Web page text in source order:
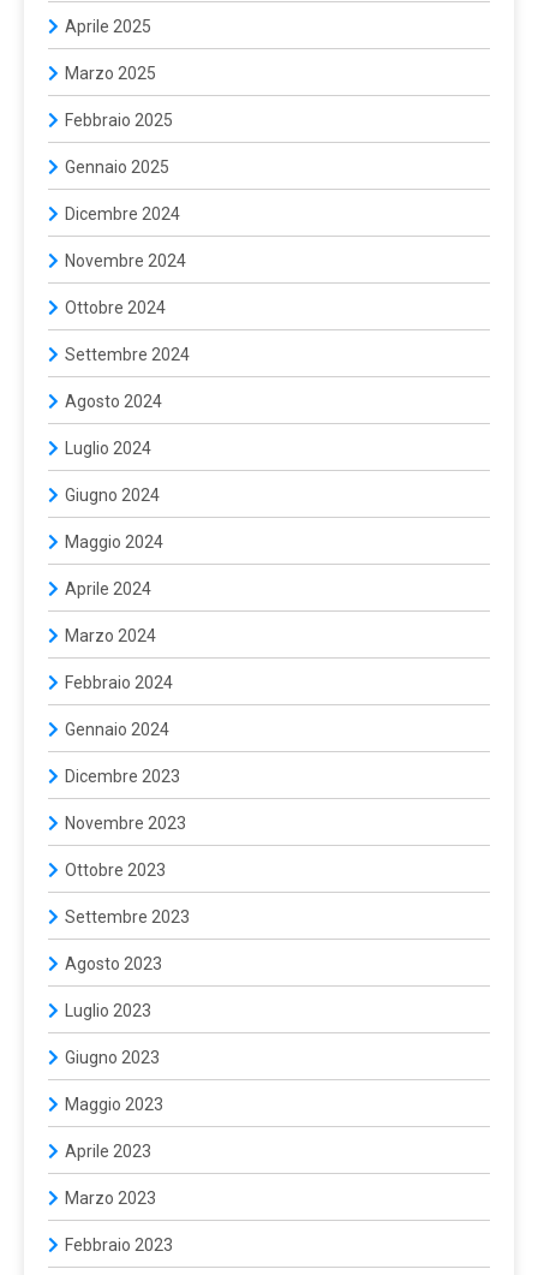
Aprile 2025
Marzo 2025
Febbraio 2025
Gennaio 2025
Dicembre 2024
Novembre 2024
Ottobre 2024
Settembre 2024
Agosto 2024
Luglio 2024
Giugno 2024
Maggio 2024
Aprile 2024
Marzo 2024
Febbraio 2024
Gennaio 2024
Dicembre 2023
Novembre 2023
Ottobre 2023
Settembre 2023
Agosto 2023
Luglio 2023
Giugno 2023
Maggio 2023
Aprile 2023
Marzo 2023
Febbraio 2023